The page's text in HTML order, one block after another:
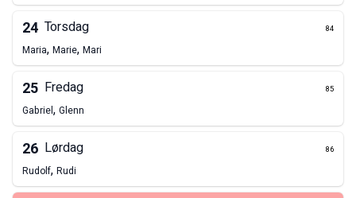
24 Torsdag 84
Maria, Marie, Mari
25 Fredag 85
Gabriel, Glenn
26 Lørdag 86
Rudolf, Rudi